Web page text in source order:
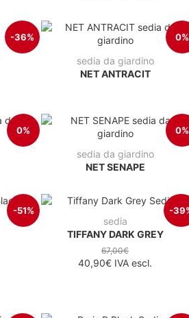
-36% 0%
sedia da giardino
NET ANTRACIT
0% 0%
sedia da giardino
NET SENAPE
-51% -
sedia
TIFFANY DARK GREY
67,00€
40,90€ IVA escl.